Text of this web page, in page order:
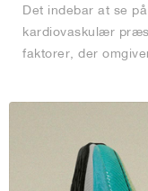
Det indebar at se
kardiovaskulær
faktorer, der